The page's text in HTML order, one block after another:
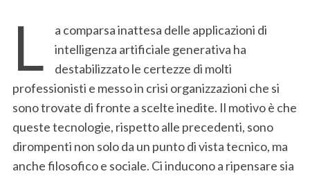
L
a comparsa inattesa delle applicazioni di
intelligenza artificiale generativa ha
destabilizzato le certezze di molti
professionisti e messo in crisi organizzazioni che si
sono trovate di fronte a scelte inedite. Il motivo è che
queste tecnologie, rispetto alle precedenti, sono
dirompenti non solo da un punto di vista tecnico, ma
anche filosofico e sociale. Ci inducono a ripensare sia